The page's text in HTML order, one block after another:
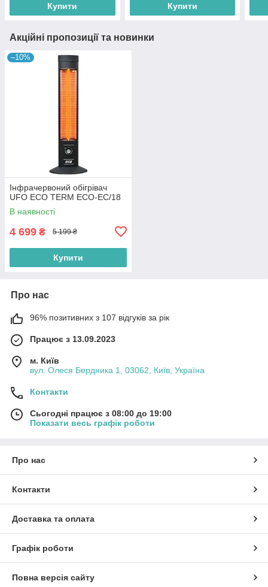
Купити Купити
Акційні пропозиції та новинки
–10%
Інфрачервоний обігрівач
UFO ECO TERM ECO-EC/18
В наявності
4 699 ₴ 5 199 ₴
Купити
Про нас
96% позитивних з 107 відгуків за рік
Працює з 13.09.2023
м. Київ
вул. Олеся Бердника 1, 03062, Київ, Україна
Контакти
Сьогодні працює з 08:00 до 19:00
Показати весь графік роботи
Про нас
Контакти
Доставка та оплата
Графік роботи
Повна версія сайту